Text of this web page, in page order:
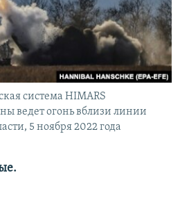
система HIMARS
ведет огонь вблизи линии
5 ноября 2022 года